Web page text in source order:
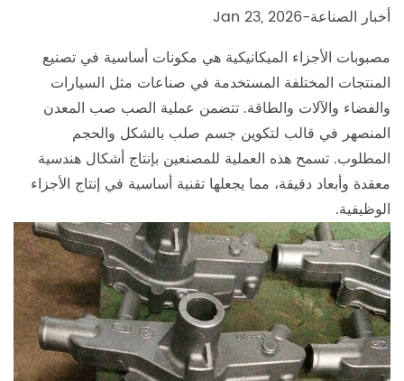
أخبار الصناعة-
Jan 23, 2026
مصبوبات الأجزاء الميكانيكية هي مكونات أساسية في تصنيع
المنتجات المختلفة المستخدمة في صناعات مثل السيارات
والفضاء والآلات والطاقة. تتضمن عملية الصب صب المعدن
المنصهر في قالب لتكوين جسم صلب بالشكل والحجم
المطلوب. تسمح هذه العملية للمصنعين بإنتاج أشكال هندسية
معقدة وأبعاد دقيقة، مما يجعلها تقنية أساسية في إنتاج الأجزاء
الوظيفية.